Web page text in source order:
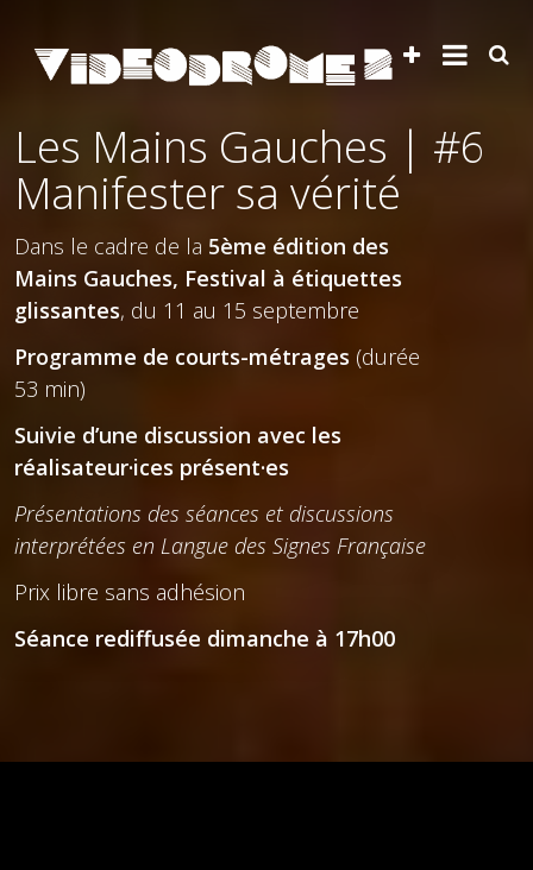
Les Mains Gauches | #6
Manifester sa vérité
Dans le cadre de la 5ème édition des
Mains Gauches, Festival à étiquettes
glissantes, du 11 au 15 septembre
Programme de courts-métrages (durée
53 min)
Suivie d’une discussion avec les
réalisateur·ices présent·es
Présentations des séances et discussions
interprétées en Langue des Signes Française
Prix libre sans adhésion
Séance rediffusée dimanche à 17h00